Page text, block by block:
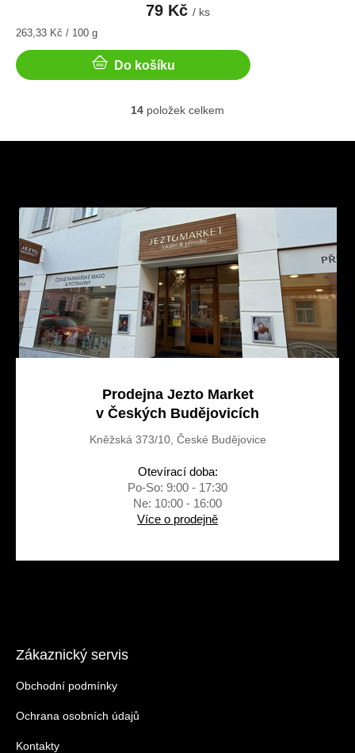
79 Kč / ks
Měrná
263,33 Kč / 100 g
Do košíku
O
l
c
í
p
r
v
k
y
v
ý
p
i
14 položek celkem
Prodejna Jezto Market
v Českých Budějovicích
Kněžská 373/10, České Budějovice
Otevírací doba:
Po-So: 9:00 - 17:30
Ne: 10:00 - 16:00
Více o prodejně
Zákaznický servis
Obchodní podmínky
Ochrana osobních údajů
Kontakty